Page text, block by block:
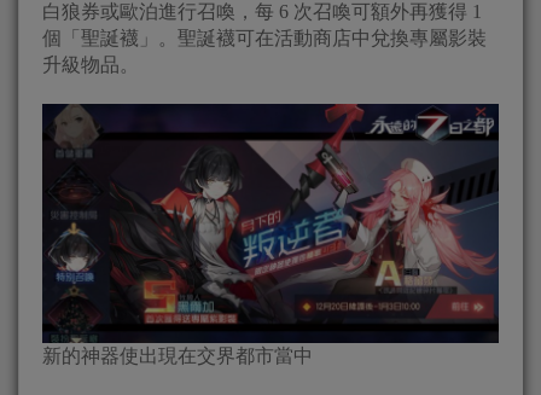
白狼券或歐泊進行召喚，每 6 次召喚可額外再獲得 1
個「聖誕襪」。聖誕襪可在活動商店中兌換專屬影裝
升級物品。
新的神器使出現在交界都市當中